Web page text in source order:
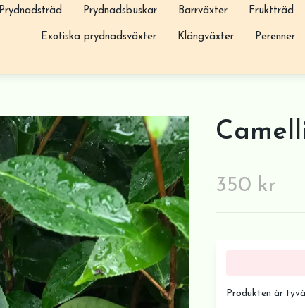
Prydnadsträd Prydnadsbuskar Barrväxter Fruktträd
Exotiska prydnadsväxter Klängväxter Perenner
350 kr
Produkten är